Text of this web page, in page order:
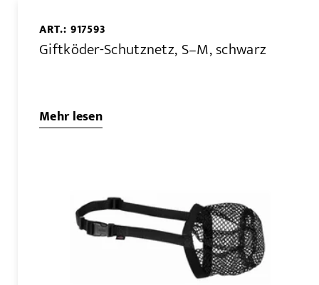
ART.: 917593
Giftköder-Schutznetz, S–M, schwarz
Mehr lesen